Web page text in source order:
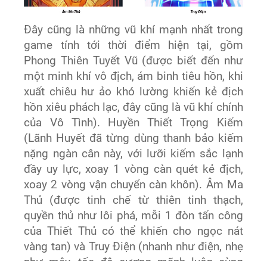
Đây cũng là những vũ khí mạnh nhất trong
game tính tới thời điểm hiện tại, gồm
Phong Thiên Tuyết Vũ (được biết đến như
một minh khí vô địch, ám binh tiêu hồn, khi
xuất chiêu hư ảo khó lường khiến kẻ địch
hồn xiêu phách lạc, đây cũng là vũ khí chính
của Vô Tình). Huyền Thiết Trọng Kiếm
(Lãnh Huyết đã từng dùng thanh bảo kiếm
nặng ngàn cân này, với lưỡi kiếm sắc lạnh
đầy uy lực, xoay 1 vòng càn quét kẻ địch,
xoay 2 vòng vận chuyển càn khôn). Âm Ma
Thủ (được tinh chế từ thiên tinh thạch,
quyền thủ như lôi phá, mỗi 1 đòn tấn công
của Thiết Thủ có thể khiến cho ngọc nát
vàng tan) và Truy Điện (nhanh như điện, nhẹ